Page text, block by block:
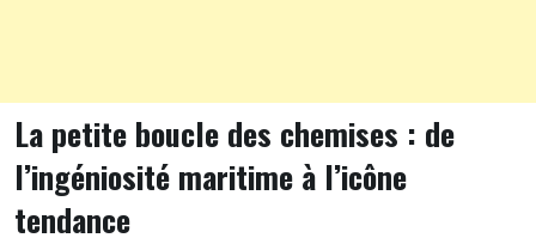
La petite boucle des chemises : de
l’ingéniosité maritime à l’icône
tendance